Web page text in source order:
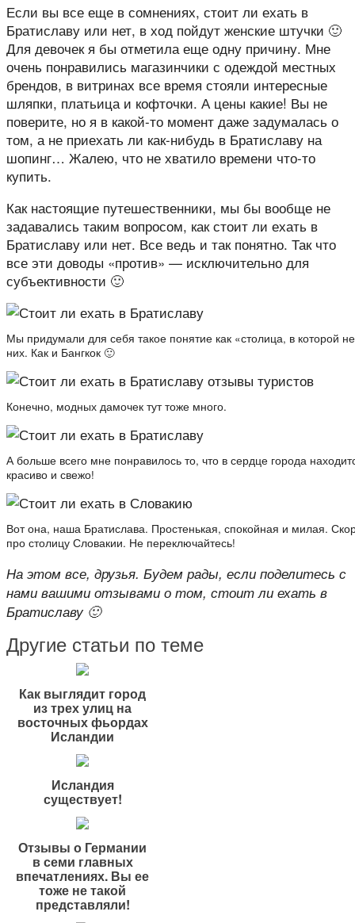
Если вы все еще в сомнениях, стоит ли ехать в
Братиславу или нет, в ход пойдут женские штучки 🙂
Для девочек я бы отметила еще одну причину. Мне
очень понравились магазинчики с одеждой местных
брендов, в витринах все время стояли интересные
шляпки, платьица и кофточки. А цены какие! Вы не
поверите, но я в какой-то момент даже задумалась о
том, а не приехать ли как-нибудь в Братиславу на
шопинг… Жалею, что не хватило времени что-то
купить.
Как настоящие путешественники, мы бы вообще не
задавались таким вопросом, как стоит ли ехать в
Братиславу или нет. Все ведь и так понятно. Так что
все эти доводы «против» — исключительно для
субъективности 🙂
Мы придумали для себя такое понятие как «столица, в которой
них. Как и Бангкок 🙂
Конечно, модных дамочек тут тоже много.
А больше всего мне понравилось то, что в сердце города
красиво и свежо!
Вот она, наша Братислава. Простенькая, спокойная и милая.
про столицу Словакии. Не переключайтесь!
На этом все, друзья. Будем рады, если поделитесь с
нами вашими отзывами о том, стоит ли ехать в
Братиславу 🙂
Другие статьи по теме
Как выглядит город
из трех улиц на
восточных фьордах
Исландии
Исландия
существует!
Отзывы о Германии
в семи главных
впечатлениях. Вы ее
тоже не такой
представляли!